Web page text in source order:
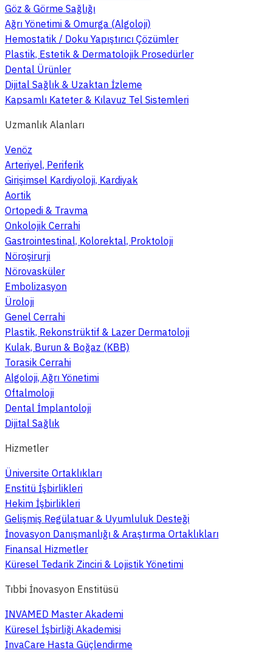
Göz & Görme Sağlığı
Ağrı Yönetimi & Omurga (Algoloji)
Hemostatik / Doku Yapıştırıcı Çözümler
Plastik, Estetik & Dermatolojik Prosedürler
Dental Ürünler
Dijital Sağlık & Uzaktan İzleme
Kapsamlı Kateter & Kılavuz Tel Sistemleri
Uzmanlık Alanları
Venöz
Arteriyel, Periferik
Girişimsel Kardiyoloji, Kardiyak
Aortik
Ortopedi & Travma
Onkolojik Cerrahi
Gastrointestinal, Kolorektal, Proktoloji
Nöroşirurji
Nörovasküler
Embolizasyon
Üroloji
Genel Cerrahi
Plastik, Rekonstrüktif & Lazer Dermatoloji
Kulak, Burun & Boğaz (KBB)
Torasik Cerrahi
Algoloji, Ağrı Yönetimi
Oftalmoloji
Dental İmplantoloji
Dijital Sağlık
Hizmetler
Üniversite Ortaklıkları
Enstitü İşbirlikleri
Hekim İşbirlikleri
Gelişmiş Regülatuar & Uyumluluk Desteği
İnovasyon Danışmanlığı & Araştırma Ortaklıkları
Finansal Hizmetler
Küresel Tedarik Zinciri & Lojistik Yönetimi
Tıbbi İnovasyon Enstitüsü
INVAMED Master Akademi
Küresel İşbirliği Akademisi
InvaCare Hasta Güçlendirme